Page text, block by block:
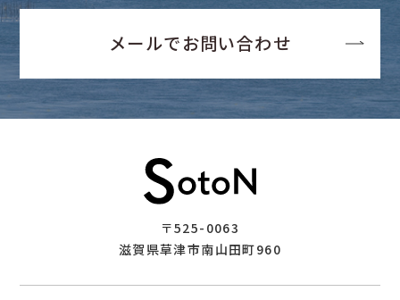
メールでお問い合わせ
〒525-0063
滋賀県草津市南山田町960